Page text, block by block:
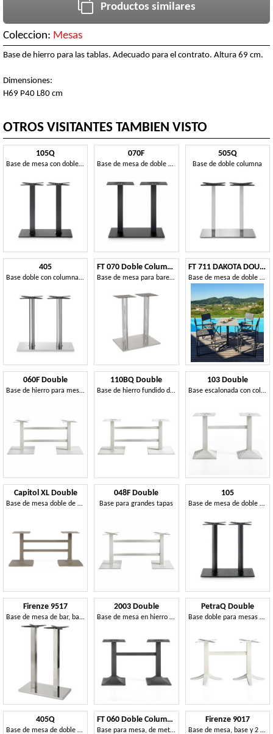
Productos similares
Coleccion: Mesas
Base de hierro para las tablas. Adecuado para el contrato. Altura 69 cm.
Dimensiones:
H69 P40 L80 cm
OTROS VISITANTES TAMBIEN VISTO
105Q
Base de mesa con doble columna
070F
Base de mesa de doble columna
505Q
Base de doble columna
405
Base doble con columna cilíndrica
FT 070 Doble Columna
Base de mesa para bares y helados, acero inoxidable pulido
FT 711 DAKOTA DOUBLE
Base de mesa de doble columna
060F Double
Base de hierro para mesas contract
110BQ Double
Base de hierro fundido doble
103 Double
Base escalonada con columnas cuadradas
Capitol XL Double
Base de mesa doble de hierro fundido
048F Double
Base para grandes tapas
105
Base de mesa de doble columna
Firenze 9517
Base de mesa de bar, base y columna en acero
2003 Double
Base de mesa en hierro fundido y acero pintado
PetraQ Double
Base doble para mesas contract
405Q
Base de mesa de doble columna
FT 060 Doble Columna
Base para mesa, de metal, con 2 columnas, para bar de vinos
Firenze 9017
Base de mesa, base y 2 columnas de acero